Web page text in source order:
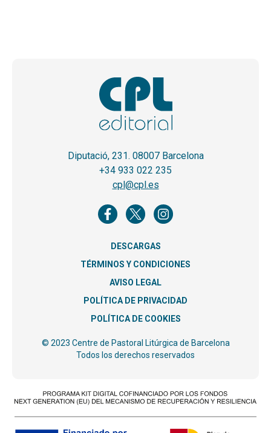
Diputació, 231. 08007 Barcelona
+34 933 022 235
cpl@cpl.es
DESCARGAS
TÉRMINOS Y CONDICIONES
AVISO LEGAL
POLÍTICA DE PRIVACIDAD
POLÍTICA DE COOKIES
© 2023 Centre de Pastoral Litúrgica de Barcelona
Todos los derechos reservados